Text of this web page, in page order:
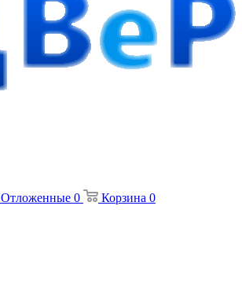
Отложенные 0 Корзина 0